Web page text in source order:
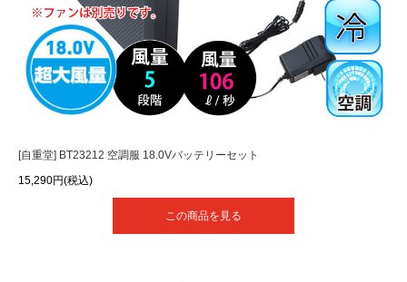
[自重堂] BT23212 空調服 18.0Vバッテリーセット
15,290円(税込)
この商品を見る